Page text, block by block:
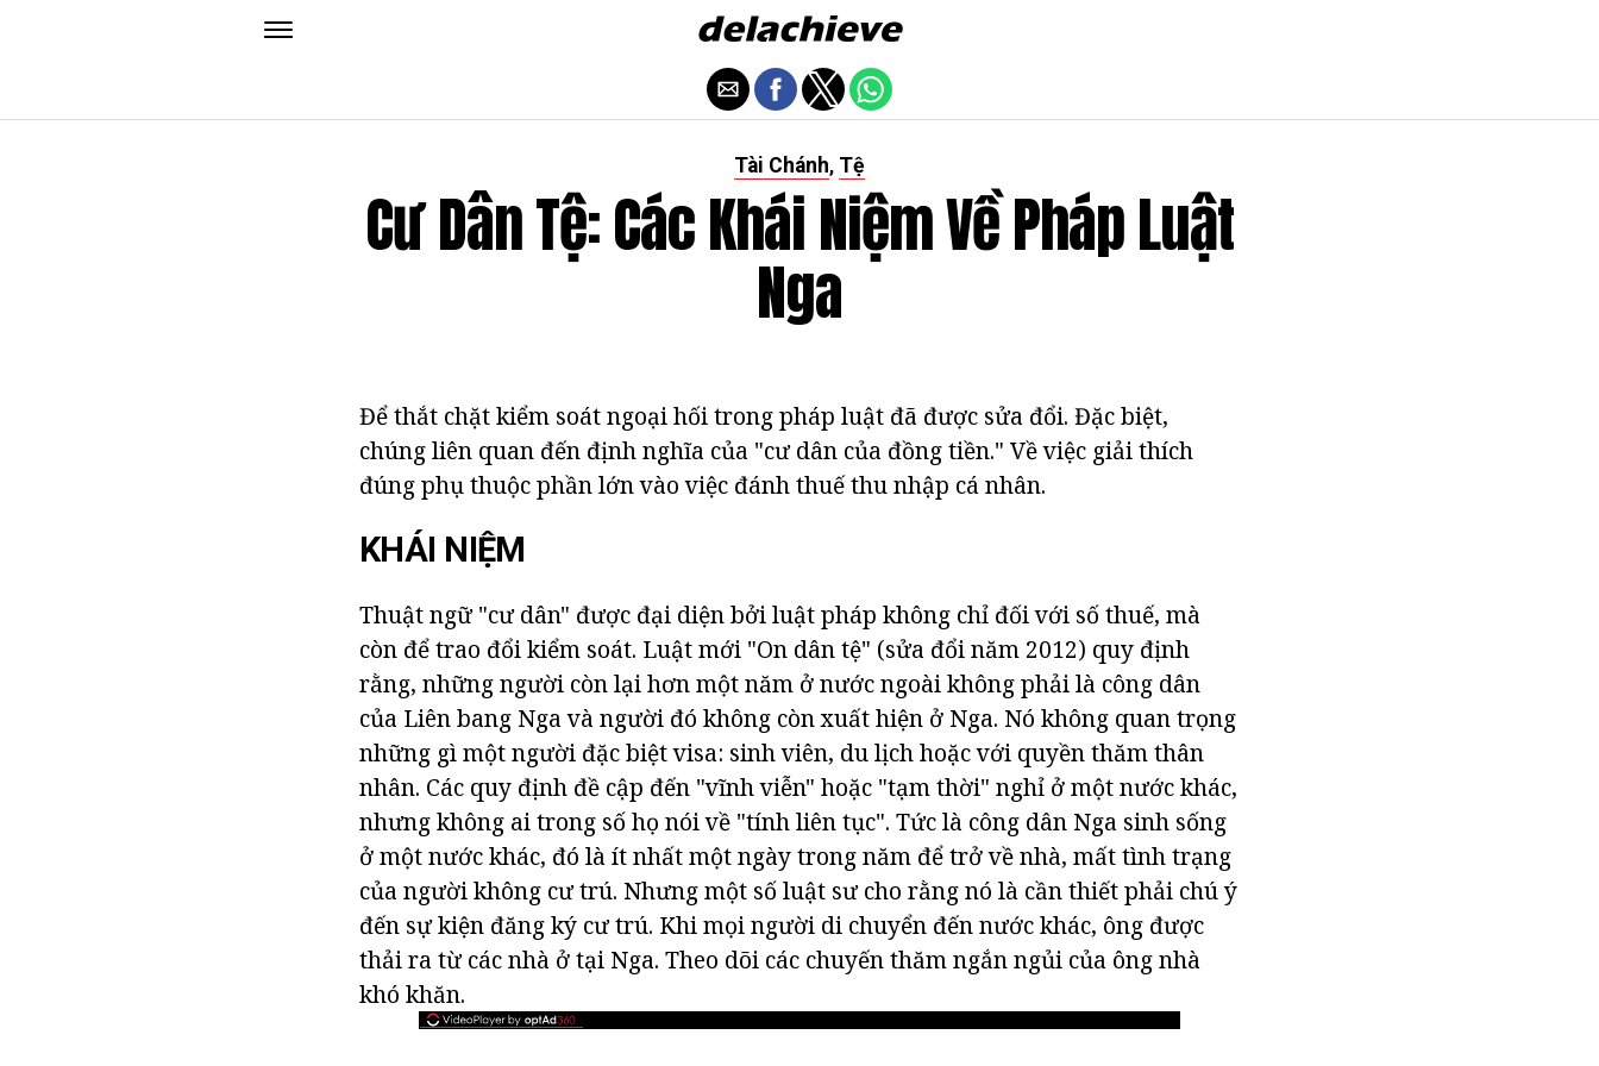
Tài Chánh, Tệ
Cư Dân Tệ: Các Khái Niệm Về Pháp Luật
Nga
Để thắt chặt kiểm soát ngoại hối trong pháp luật đã được sửa đổi. Đặc biệt,
chúng liên quan đến định nghĩa của "cư dân của đồng tiền." Về việc giải thích
đúng phụ thuộc phần lớn vào việc đánh thuế thu nhập cá nhân.
KHÁI NIỆM
Thuật ngữ "cư dân" được đại diện bởi luật pháp không chỉ đối với số thuế, mà
còn để trao đổi kiểm soát. Luật mới "On dân tệ" (sửa đổi năm 2012) quy định
rằng, những người còn lại hơn một năm ở nước ngoài không phải là công dân
của Liên bang Nga và người đó không còn xuất hiện ở Nga. Nó không quan trọng
những gì một người đặc biệt visa: sinh viên, du lịch hoặc với quyền thăm thân
nhân. Các quy định đề cập đến "vĩnh viễn" hoặc "tạm thời" nghỉ ở một nước khác,
nhưng không ai trong số họ nói về "tính liên tục". Tức là công dân Nga sinh sống
ở một nước khác, đó là ít nhất một ngày trong năm để trở về nhà, mất tình trạng
của người không cư trú. Nhưng một số luật sư cho rằng nó là cần thiết phải chú ý
đến sự kiện đăng ký cư trú. Khi mọi người di chuyển đến nước khác, ông được
thải ra từ các nhà ở tại Nga. Theo dõi các chuyến thăm ngắn ngủi của ông nhà
khó khăn.